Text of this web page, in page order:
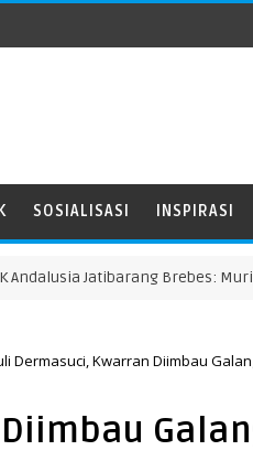
SOSIALISASI INSPIRASI
Jatibarang Brebes: Murid
Dermasuci, Kwarran Diimbau